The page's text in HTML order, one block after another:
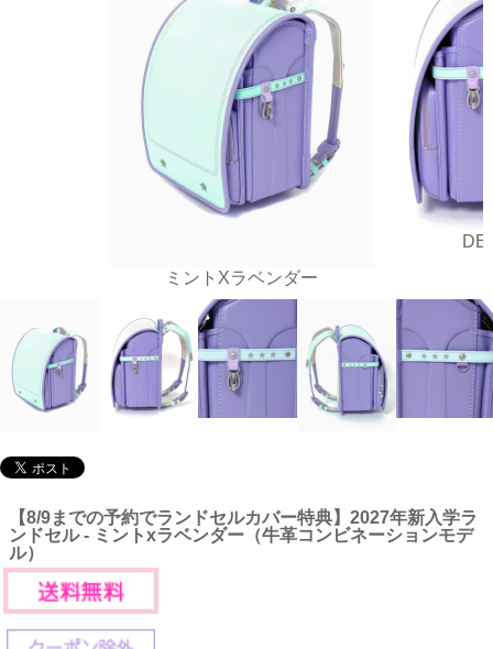
ミントXラベンダー
【8/9までの予約でランドセルカバー特典】2027年新入学ラ
ンドセル - ミントxラベンダー（牛革コンビネーションモデ
ル）